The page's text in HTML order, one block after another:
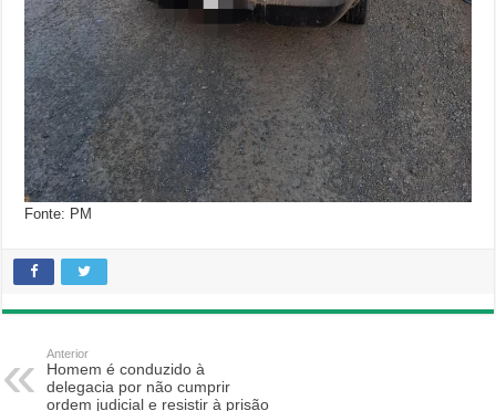
Fonte: PM
Anterior
Homem é conduzido à
delegacia por não cumprir
ordem judicial e resistir à prisão